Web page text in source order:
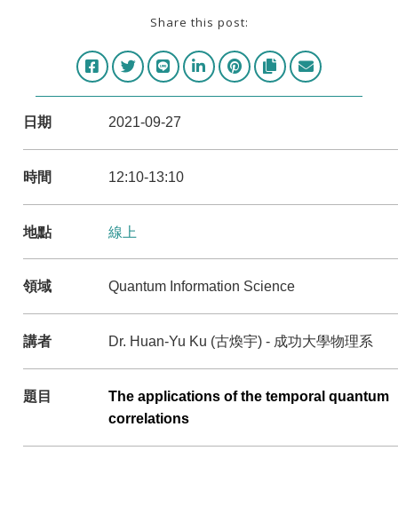
Share this post:
日期 2021-09-27
時間 12:10-13:10
地點 線上
領域 Quantum Information Science
講者 Dr. Huan-Yu Ku (古煥宇) - 成功大學物理系
題目
The applications of the temporal quantum
correlations